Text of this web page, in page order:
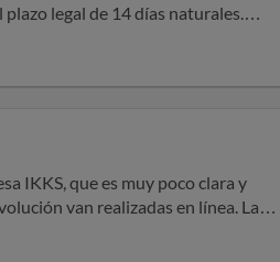
legal de 14 días naturales.
derechos del consumidor. Sin
responsabilidad del cliente, sin
y en el Real Decreto Legislativo
La normativa establece que, si el
del consumidor, debe asumirlos
devolución y cumpla con la
van realizadas en línea. La
devolver en tienda, lo que no
los gastos de retorno del